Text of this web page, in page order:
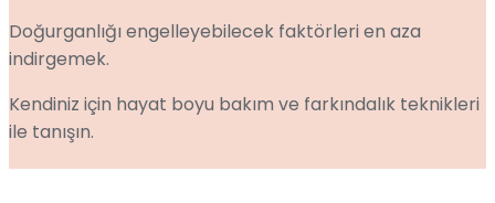
Doğurganlığı engelleyebilecek faktörleri en aza
indirgemek.
Kendiniz için hayat boyu bakım ve farkındalık teknikleri
ile tanışın.